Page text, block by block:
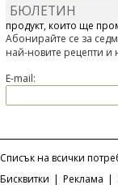
Отскоро Лесафр
продукт, който ще
БЮЛЕТИН
Абонирайте се за
най-новите рецепти и
E-mail:
Списък на всички
Бисквитки | Реклама |